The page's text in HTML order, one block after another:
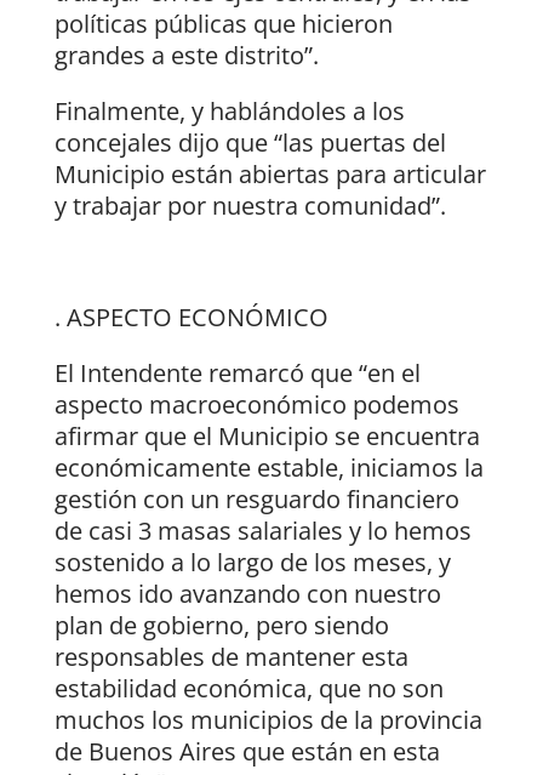
políticas públicas que hicieron
grandes a este distrito”.
Finalmente, y hablándoles a los
concejales dijo que “las puertas del
Municipio están abiertas para articular
y trabajar por nuestra comunidad”.
. ASPECTO ECONÓMICO
El Intendente remarcó que “en el
aspecto macroeconómico podemos
afirmar que el Municipio se encuentra
económicamente estable, iniciamos la
gestión con un resguardo financiero
de casi 3 masas salariales y lo hemos
sostenido a lo largo de los meses, y
hemos ido avanzando con nuestro
plan de gobierno, pero siendo
responsables de mantener esta
estabilidad económica, que no son
muchos los municipios de la provincia
de Buenos Aires que están en esta